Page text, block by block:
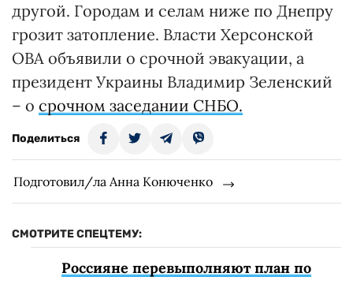
другой. Городам и селам ниже по Днепру
грозит затопление. Власти Херсонской
ОВА объявили о срочной эвакуации, а
президент Украины Владимир Зеленский
– о срочном заседании СНБО.
Поделиться
Подготовил/ла Анна Конюченко
СМОТРИТЕ СПЕЦТЕМУ:
Россияне перевыполняют план по